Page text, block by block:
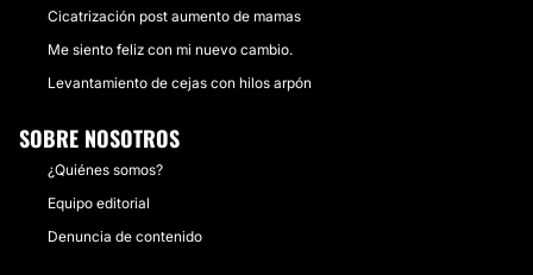
Cicatrización post aumento de mamas
Me siento feliz con mi nuevo cambio.
Levantamiento de cejas con hilos arpón
SOBRE NOSOTROS
¿Quiénes somos?
Equipo editorial
Denuncia de contenido